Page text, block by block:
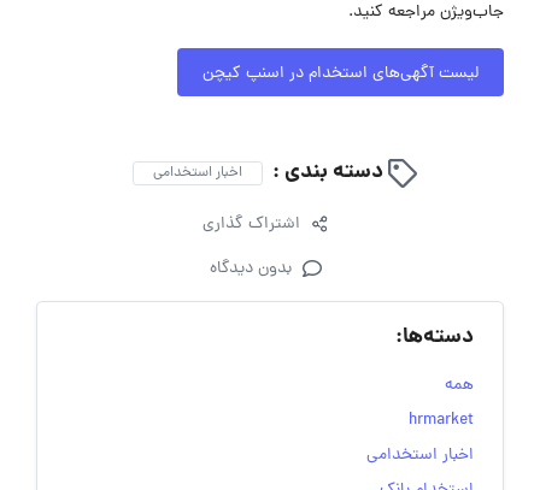
جاب‌ویژن مراجعه کنید.
لیست آگهی‌های استخدام در اسنپ کیچن
دسته بندی : اخبار استخدامی
اشتراک گذاری
بدون دیدگاه
دسته‌ها:
همه
hrmarket
اخبار استخدامی